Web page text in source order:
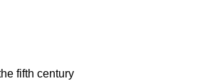
fifth century